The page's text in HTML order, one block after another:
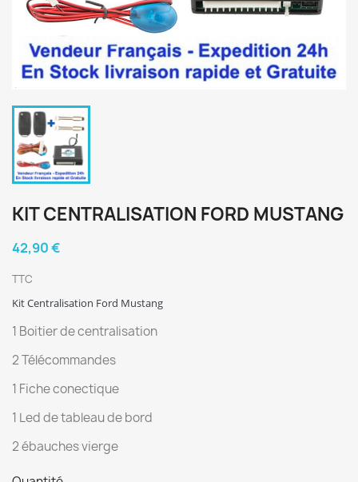
KIT CENTRALISATION FORD MUSTANG
42,90 €
TTC
Kit Centralisation Ford Mustang
1 Boitier de centralisation
2 Télécommandes
1 Fiche conectique
1 Led de tableau de bord
2 ébauches vierge